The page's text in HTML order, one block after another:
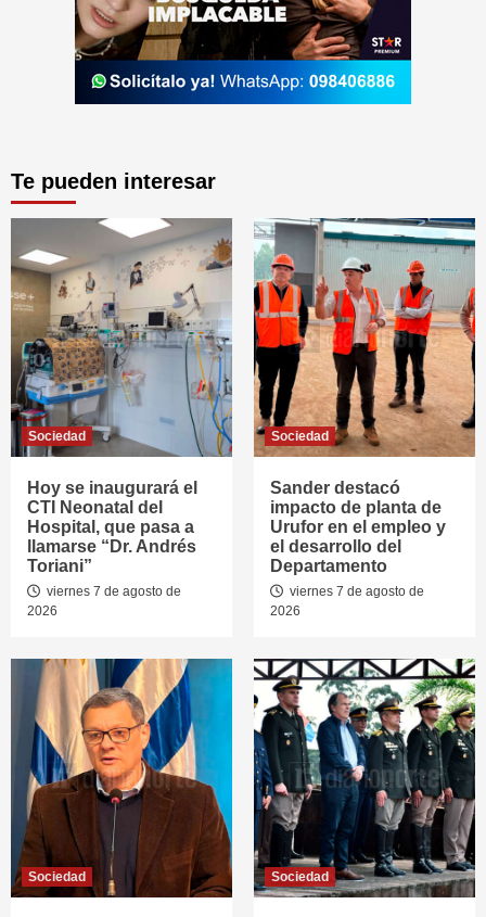
Te pueden interesar
Sociedad
Hoy se inaugurará el
CTI Neonatal del
Hospital, que pasa a
llamarse “Dr. Andrés
Toriani”
viernes 7 de agosto de
2026
Sociedad
Sander destacó
impacto de planta de
Urufor en el empleo y
el desarrollo del
Departamento
viernes 7 de agosto de
2026
Sociedad Sociedad